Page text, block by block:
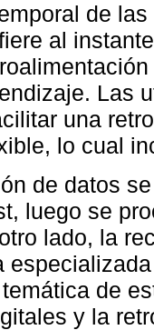
de
al
Las
una
lo cual
de datos
luego se
lado, la
de
y la